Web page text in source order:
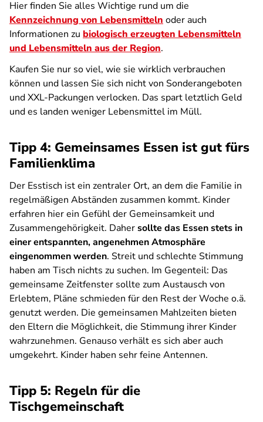
Hier finden Sie alles Wichtige rund um die
Kennzeichnung von Lebensmitteln oder auch
Informationen zu biologisch erzeugten Lebensmitteln
und Lebensmitteln aus der Region.
Kaufen Sie nur so viel, wie sie wirklich verbrauchen
können und lassen Sie sich nicht von Sonderangeboten
und XXL-Packungen verlocken. Das spart letztlich Geld
und es landen weniger Lebensmittel im Müll.
Tipp 4: Gemeinsames Essen ist gut fürs
Familienklima
Der Esstisch ist ein zentraler Ort, an dem die Familie in
regelmäßigen Abständen zusammen kommt. Kinder
erfahren hier ein Gefühl der Gemeinsamkeit und
Zusammengehörigkeit. Dahersollte das Essen stets in
einer entspannten, angenehmen Atmosphäre
eingenommen werden. Streit und schlechte Stimmung
haben am Tisch nichts zu suchen. Im Gegenteil: Das
gemeinsame Zeitfenster sollte zum Austausch von
Erlebtem, Pläne schmieden für den Rest der Woche o.ä.
genutzt werden. Die gemeinsamen Mahlzeiten bieten
den Eltern die Möglichkeit, die Stimmung ihrer Kinder
wahrzunehmen. Genauso verhält es sich aber auch
umgekehrt. Kinder haben sehr feine Antennen.
Tipp 5: Regeln für die
Tischgemeinschaft